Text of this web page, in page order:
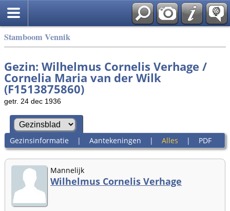
Stamboom Vennik
Gezin: Wilhelmus Cornelis Verhage /
Cornelia Maria van der Wilk
(F1513875860)
getr. 24 dec 1936
Gezinsinformatie | Aantekeningen | Alles | PDF
Mannelijk
Wilhelmus Cornelis Verhage